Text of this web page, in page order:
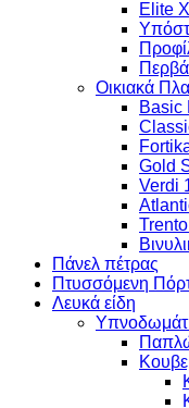
Elite
Οικιακά
Basic
Gold
Verdi
Πάνελ πέτρας
Πτυσσόμενη
Λευκά είδη